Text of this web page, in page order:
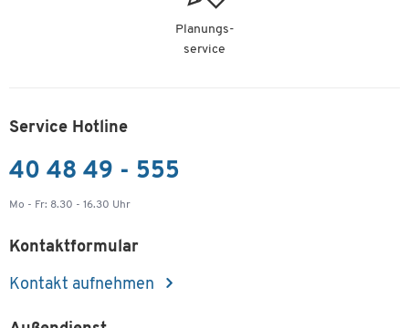
Planungs-
service
Service Hotline
40 48 49 - 555
Mo - Fr: 8.30 - 16.30 Uhr
Kontaktformular
Kontakt aufnehmen